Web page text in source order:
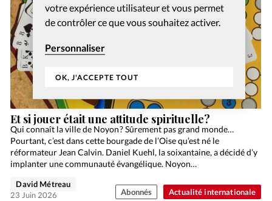
votre expérience utilisateur et vous permet
de contrôler ce que vous souhaitez activer.
Personnaliser
OK, J'ACCEPTE TOUT
Actualité internationale
Et si jouer était une attitude spirituelle?
Qui connaît la ville de Noyon ? Sûrement pas grand monde…
Pourtant, c’est dans cette bourgade de l’Oise qu’est né le
réformateur Jean Calvin. Daniel Kuehl, la soixantaine, a décidé d’y
implanter une communauté évangélique. Noyon…
David Métreau
23 Juin 2026
Abonnés